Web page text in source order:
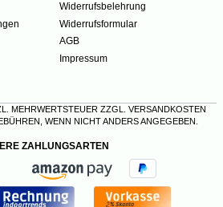
Widerrufsbelehrung
Widerrufsformular
AGB
Impressum
MEHRWERTSTEUER ZZGL. VERSANDKOSTEN
WENN NICHT ANDERS ANGEGEBEN.
ZAHLUNGSARTEN